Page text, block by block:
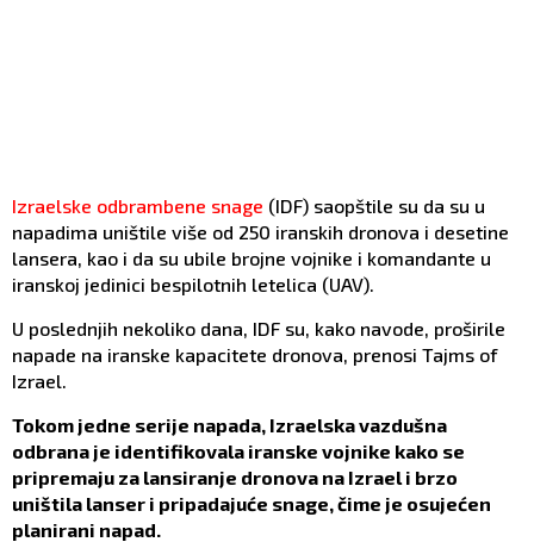
Izraelske odbrambene snage (IDF) saopštile su da su u
napadima uništile više od 250 iranskih dronova i desetine
lansera, kao i da su ubile brojne vojnike i komandante u
iranskoj jedinici bespilotnih letelica (UAV).
U poslednjih nekoliko dana, IDF su, kako navode, proširile
napade na iranske kapacitete dronova, prenosi Tajms of
Izrael.
Tokom jedne serije napada, Izraelska vazdušna
odbrana je identifikovala iranske vojnike kako se
pripremaju za lansiranje dronova na Izrael i brzo
uništila lanser i pripadajuće snage, čime je osujećen
planirani napad.